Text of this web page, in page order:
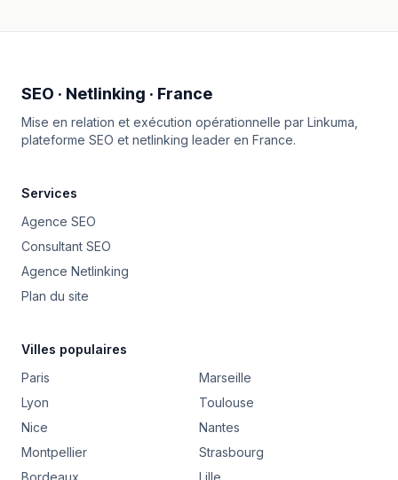
SEO · Netlinking · France
Mise en relation et exécution opérationnelle par Linkuma
plateforme SEO et netlinking leader en France.
Services
Agence SEO
Consultant SEO
Agence Netlinking
Plan du site
Villes populaires
Paris
Marseille
Lyon
Toulouse
Nice
Nantes
Montpellier
Strasbourg
Bordeaux
Lille